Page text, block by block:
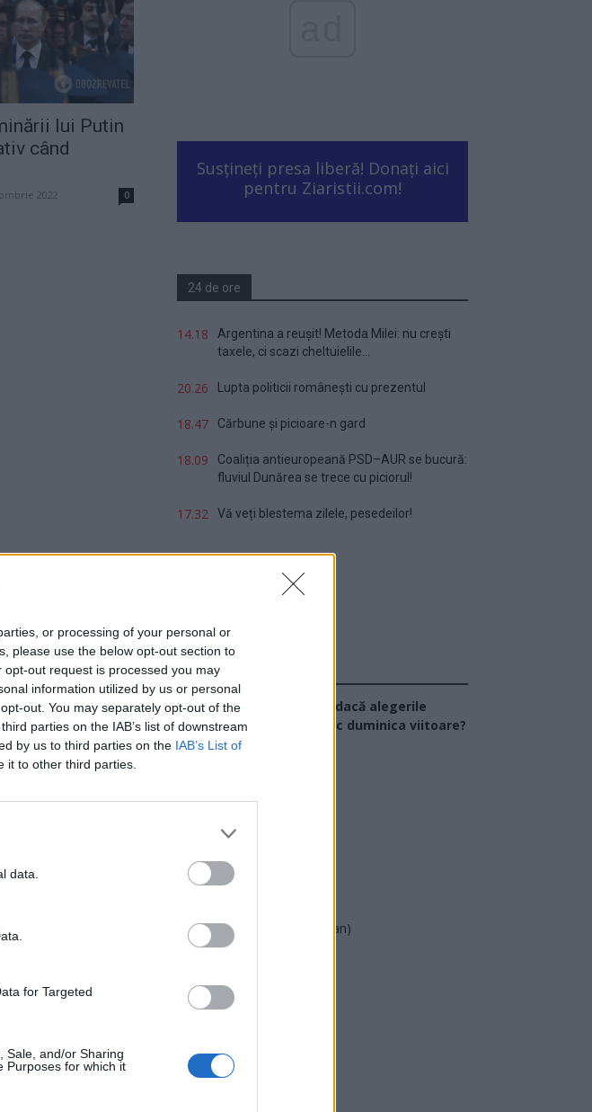
or processing of your personal or
please use the below opt-out section to
out request is processed you may
information utilized by us or personal
out. You may separately opt-out of the
parties on the IAB’s list of downstream
by us to third parties on the IAB’s List of
it to other third parties.
data.
for Targeted
Sale, and/or Sharing
Purposes for which it
lui Putin
când
2022 0
Susțineți presa liberă! Donați aici
pentru Ziaristii.com!
24 de ore
14.18
Argentina a reușit! Metoda Milei: nu crești
taxele, ci scazi cheltuielile...
20.26 Lupta politicii românești cu prezentul
18.47 Cărbune și picioare-n gard
18.09
Coaliția antieuropeană PSD–AUR se bucură:
fluviul Dunărea se trece cu piciorul!
17.32 Vă veți blestema zilele, pesedeilor!
Sondaj
Ce partid ați vota dacă alegerile
parlamentare ar avea loc duminica viitoare?
UDMR
Forța Dreptei (L. Orban)
REPER
SENS
POT (Gavrilă)